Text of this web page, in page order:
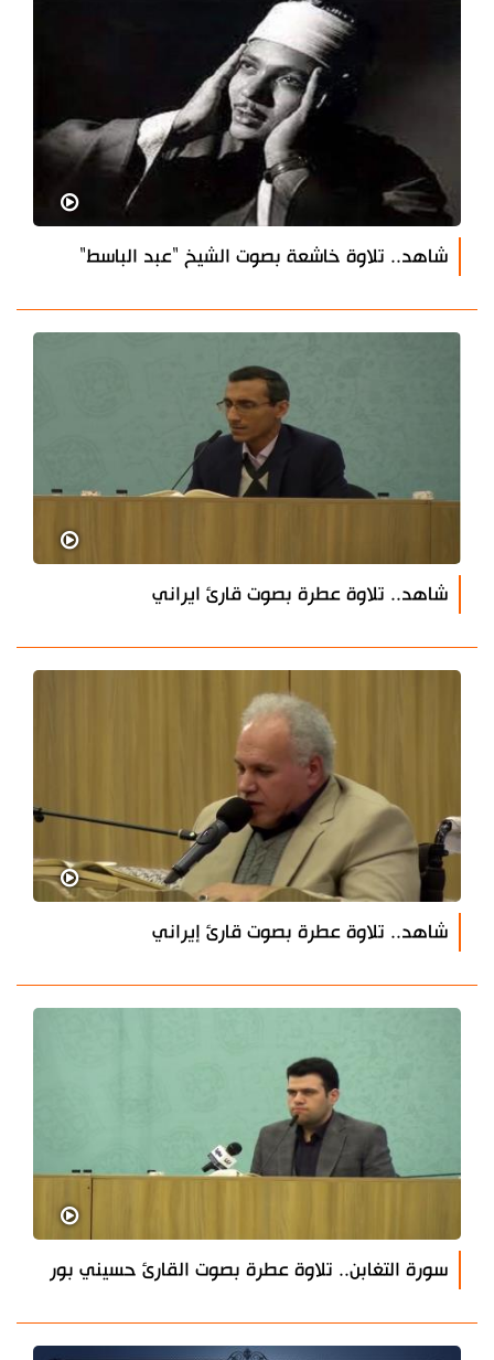
شاهد.. تلاوة خاشعة بصوت الشيخ "عبد الباسط"
شاهد.. تلاوة عطرة بصوت قارئ ايراني
شاهد.. تلاوة عطرة بصوت قارئ إيراني
سورة التغابن.. تلاوة عطرة بصوت القارئ حسيني بور